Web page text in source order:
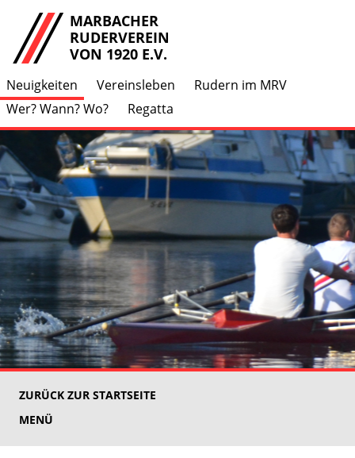
MARBACHER
RUDERVEREIN
VON 1920 E.V.
Neuigkeiten Vereinsleben
Rudern im MRV
Wer? Wann? Wo?
Regatta
ZURÜCK ZUR STARTSEITE
MENÜ